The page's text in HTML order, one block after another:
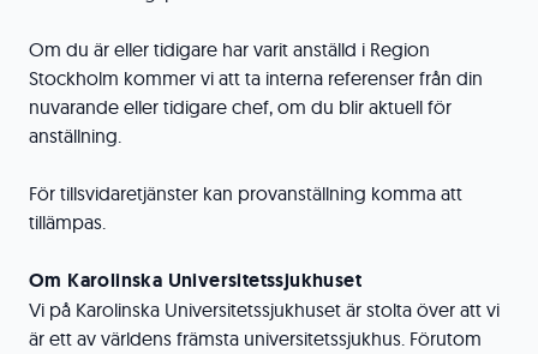
Om du är eller tidigare har varit anställd i Region
Stockholm kommer vi att ta interna referenser från din
nuvarande eller tidigare chef, om du blir aktuell för
anställning.
För tillsvidaretjänster kan provanställning komma att
tillämpas.
Om Karolinska Universitetssjukhuset
Vi på Karolinska Universitetssjukhuset är stolta över att vi
är ett av världens främsta universitetssjukhus. Förutom